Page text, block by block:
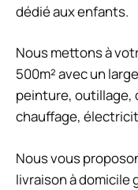
dédié aux enfants.
Nous mettons à
500m² avec un
peinture, outillage,
chauffage,
Nous vous
livraison à domicile